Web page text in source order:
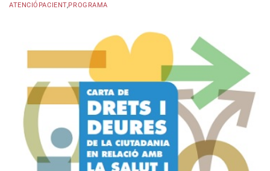
ATENCIÓPACIENT,PROGRAMA